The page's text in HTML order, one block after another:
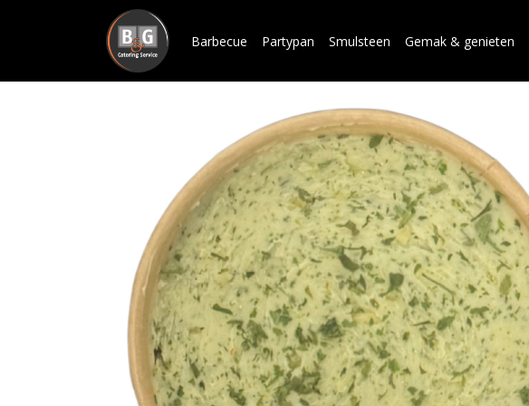
Barbecue Partypan Smulsteen Gemak & genieten